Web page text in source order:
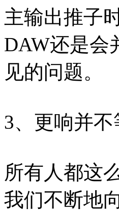
主输出推子
DAW还是会
见的问题。
3、更响并
所有人都这
我们不断地